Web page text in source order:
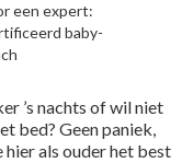
een expert:
baby-
’s nachts of wil niet
bed? Geen paniek,
hier als ouder het best